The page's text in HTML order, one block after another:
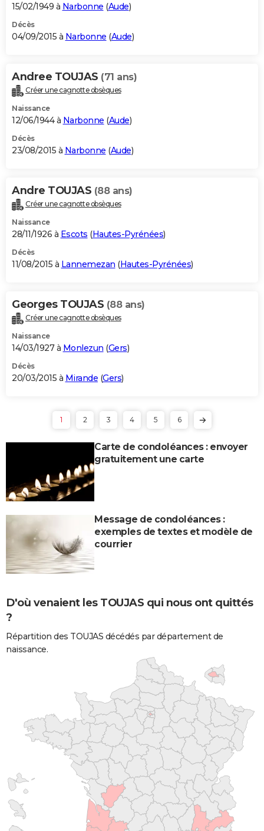
15/02/1949 à Narbonne (Aude)
Décès
04/09/2015 à Narbonne (Aude)
Andree TOUJAS (71 ans)
Créer une cagnotte obsèques
Naissance
12/06/1944 à Narbonne (Aude)
Décès
23/08/2015 à Narbonne (Aude)
Andre TOUJAS (88 ans)
Créer une cagnotte obsèques
Naissance
28/11/1926 à Escots (Hautes-Pyrénées)
Décès
11/08/2015 à Lannemezan (Hautes-Pyrénées)
Georges TOUJAS (88 ans)
Créer une cagnotte obsèques
Naissance
14/03/1927 à Monlezun (Gers)
Décès
20/03/2015 à Mirande (Gers)
1 2 3 4 5 6
Carte de condoléances : envoyer
gratuitement une carte
Message de condoléances :
exemples de textes et modèle de
courrier
D'où venaient les TOUJAS qui nous ont quittés
?
Répartition des TOUJAS décédés par département de
naissance.